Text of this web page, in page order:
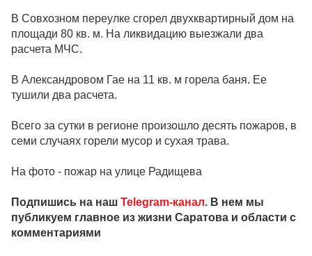
В Совхозном переулке сгорел двухквартирный дом на
площади 80 кв. м. На ликвидацию выезжали два
расчета МЧС.
В Александровом Гае на 11 кв. м горела баня. Ее
тушили два расчета.
Всего за сутки в регионе произошло десять пожаров, в
семи случаях горели мусор и сухая трава.
На фото - пожар на улице Радищева
Подпишись на наш Telegram-канал. В нем мы
публикуем главное из жизни Саратова и области с
комментариями